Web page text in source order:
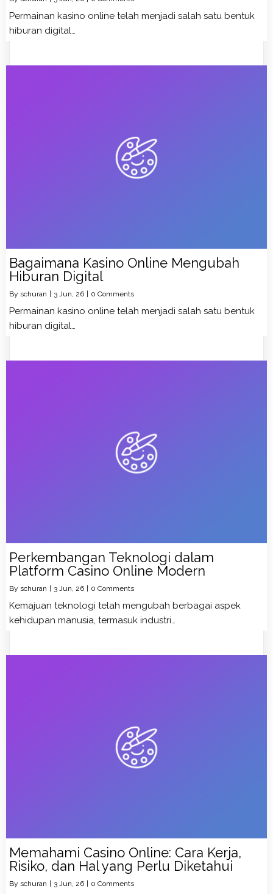
Permainan kasino online telah menjadi salah satu bentuk
hiburan digital…
Bagaimana Kasino Online Mengubah
Hiburan Digital
By schuran | 3 Jun, 26 | 0 Comments
Permainan kasino online telah menjadi salah satu bentuk
hiburan digital…
Perkembangan Teknologi dalam
Platform Casino Online Modern
By schuran 3 Jun, 26 0 Comments
Kemajuan teknologi telah mengubah berbagai aspek
kehidupan manusia, termasuk industri…
Memahami Casino Online: Cara Kerja,
Risiko, dan Hal yang Perlu Diketahui
By schuran 3 Jun, 26 0 Comments